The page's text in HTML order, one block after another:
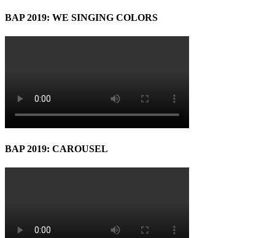
BAP 2019: WE SINGING COLORS
BAP 2019: CAROUSEL